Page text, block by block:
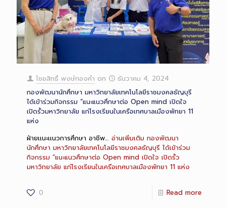
ไชยสิทธิ์ พงษ์ทองคำ on
ธันวาคม 4, 2024
กองพัฒนานักศึกษา มหาวิทยาลัยเทคโนโลยีราชมงคลธัญบุรี
ได้เข้าร่วมกิจกรรม “แนะแนวศึกษาต่อ Open mind เปิดใจ
เปิดรั้วมหาวิทยาลัย แก่โรงเรียนในเครือเทศบาลเมืองพัทยา 11
แห่ง
ฝ่ายเเนะเเนวการศึกษา อาชีพ… อ่านเพิ่มเติม กองพัฒนา
นักศึกษา มหาวิทยาลัยเทคโนโลยีราชมงคลธัญบุรี ได้เข้าร่วม
กิจกรรม “แนะแนวศึกษาต่อ Open mind เปิดใจ เปิดรั้ว
มหาวิทยาลัย แก่โรงเรียนในเครือเทศบาลเมืองพัทยา 11 แห่ง
0 Read more